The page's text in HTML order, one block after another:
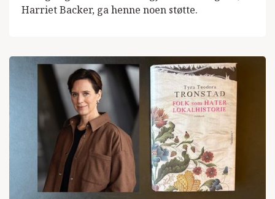
Harriet Backer, ga henne noen støtte.